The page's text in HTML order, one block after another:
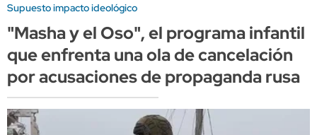
Supuesto impacto ideológico
"Masha y el Oso", el programa infantil
que enfrenta una ola de cancelación
por acusaciones de propaganda rusa